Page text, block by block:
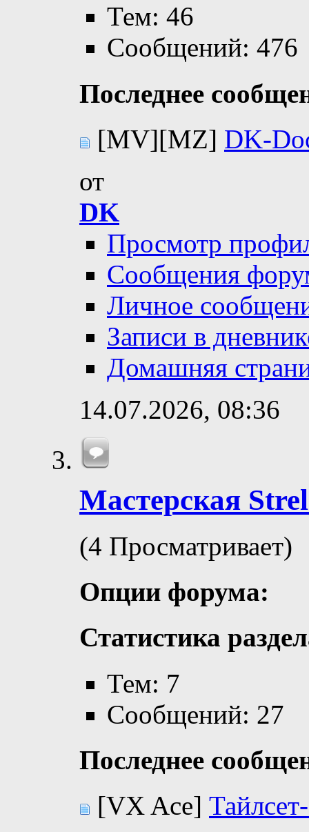
Тем: 46
Сообщений: 476
Последнее
[MV][MZ] DK-
от
DK
Просмотр
Сообщения
Личное
Записи в
Домашняя
14.07.2026, 08:36
Мастерская
(4 Просматривает)
Опции форума:
Статистика
Тем: 7
Сообщений: 27
Последнее
[VX Ace]